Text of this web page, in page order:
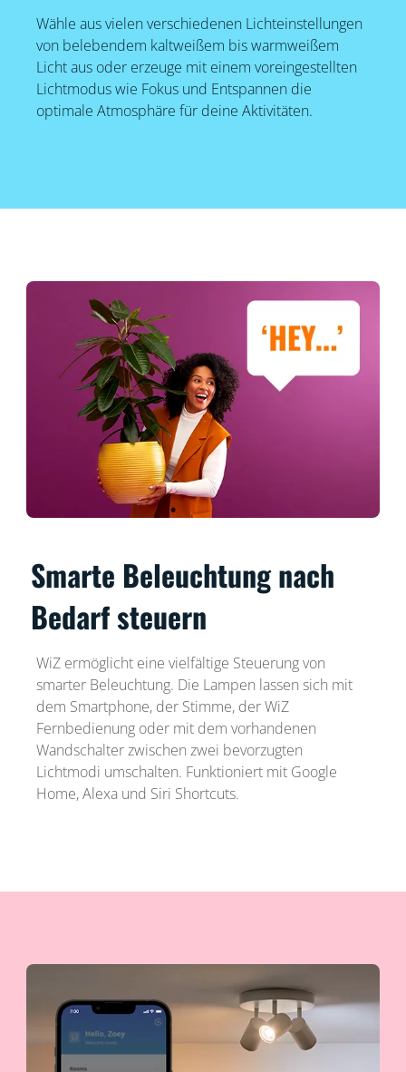
Wähle aus vielen verschiedenen Lichteinstellungen
von belebendem kaltweißem bis warmweißem
Licht aus oder erzeuge mit einem voreingestellten
Lichtmodus wie Fokus und Entspannen die
optimale Atmosphäre für deine Aktivitäten.
Smarte Beleuchtung nach
Bedarf steuern
WiZ ermöglicht eine vielfältige Steuerung von
smarter Beleuchtung. Die Lampen lassen sich mit
dem Smartphone, der Stimme, der WiZ
Fernbedienung oder mit dem vorhandenen
Wandschalter zwischen zwei bevorzugten
Lichtmodi umschalten. Funktioniert mit Google
Home, Alexa und Siri Shortcuts.